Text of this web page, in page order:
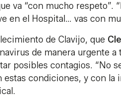
va “con mucho respeto”.
en el Hospital… vas con
de Clavijo, que
de manera urgente a
posibles contagios. “No
estas condiciones, y con